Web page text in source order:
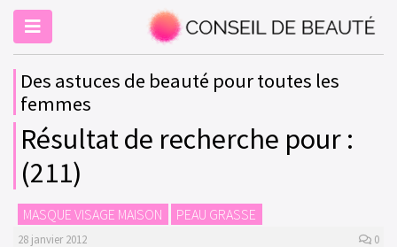
Des astuces de beauté pour toutes les
femmes
Résultat de recherche pour :
(211)
MASQUE VISAGE MAISON PEAU GRASSE
28 janvier 2012 0